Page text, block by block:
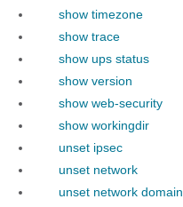
show timezone
show trace
show ups status
show version
show web-security
show workingdir
unset ipsec
unset network
unset network domain